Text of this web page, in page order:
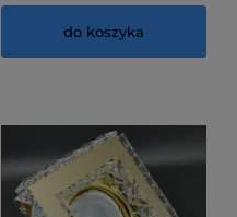
do koszyka